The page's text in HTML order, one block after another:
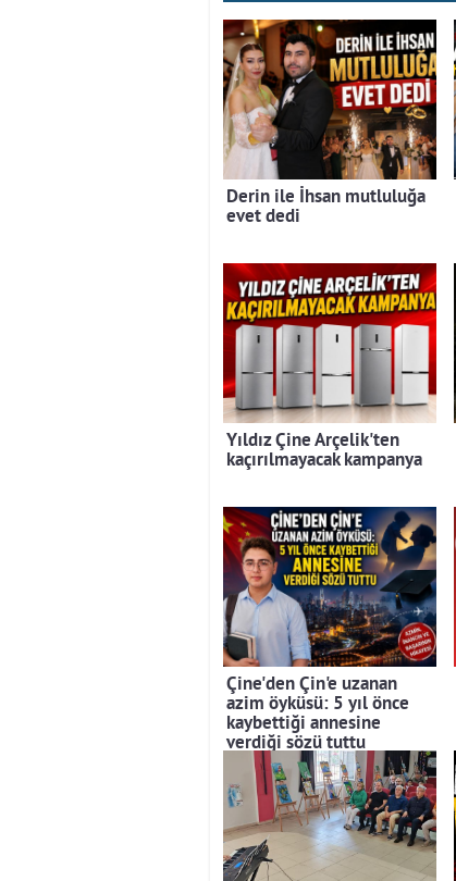
Derin ile İhsan mutluluğa
evet dedi
Yıldız Çine Arçelik'ten
kaçırılmayacak kampanya
Çine'den Çin'e uzanan
azim öyküsü: 5 yıl önce
kaybettiği annesine
verdiği sözü tuttu